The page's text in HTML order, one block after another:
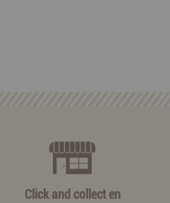
Click and collect en